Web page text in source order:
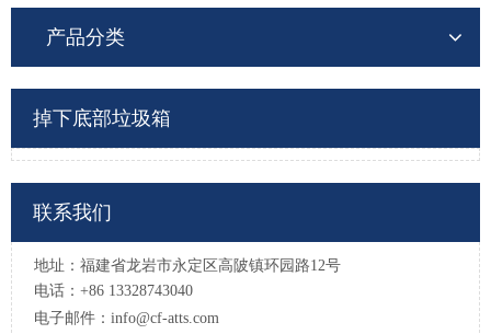
产品分类
掉下底部垃圾箱
联系我们
地址：福建省龙岩市永定区高陂镇环园路12号
电话：+86 13328743040
电子邮件： info@cf-atts.com